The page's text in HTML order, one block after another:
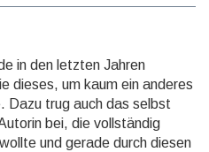
in den letzten Jahren
dieses, um kaum ein anderes
Dazu trug auch das selbst
bei, die voll­ständig
und gerade durch diesen